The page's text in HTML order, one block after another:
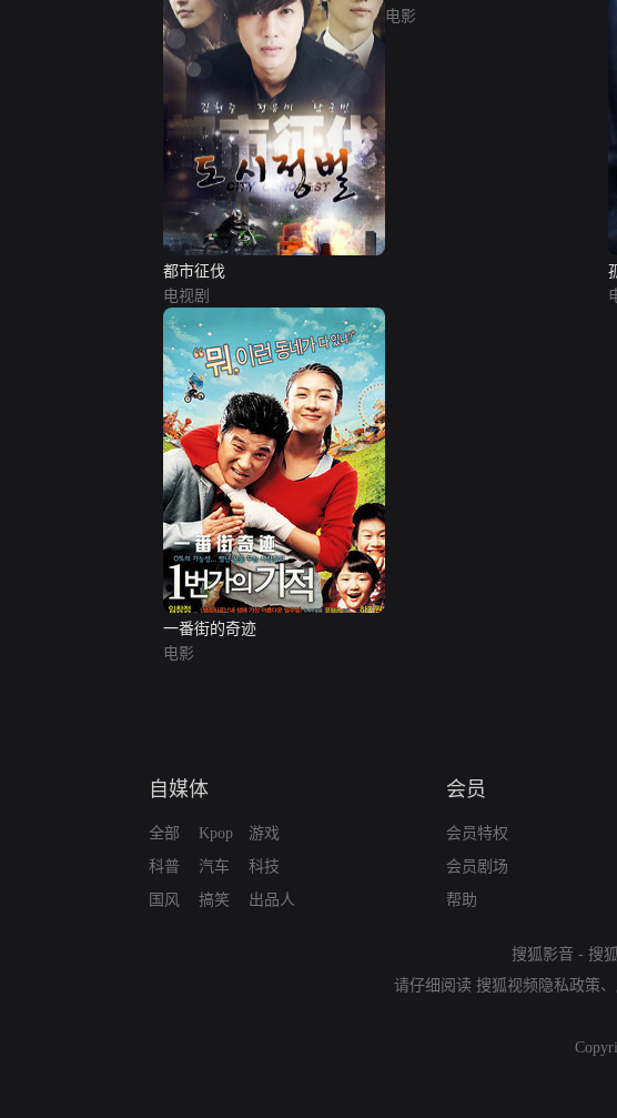
都市征伐
电视剧
电影
一番街的奇迹
电影
自媒体
全部
科普
国风
Kpop
汽车
搞笑
游戏
科技
出品人
会员
会员特权
会员剧场
帮助
搜狐影音 - 搜
请仔细阅读 搜狐视频隐私政策、